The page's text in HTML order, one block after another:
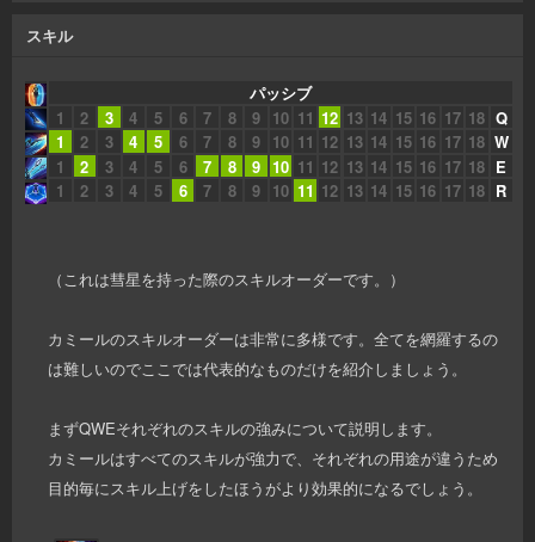
スキル
パッシブ
1
2 3 4 5 6 7 8 9 10 11 12 13 14 15 16 17 18 Q
1
2 3 4 5 6 7 8 9 10 11 12 13 14 15 16 17 18 W
1
2 3 4 5 6 7 8 9 10 11 12 13 14 15 16 17 18 E
1
2 3 4 5 6 7 8 9 10 11 12 13 14 15 16 17 18 R
（これは彗星を持った際のスキルオーダーです。）
カミールのスキルオーダーは非常に多様です。全てを網羅するの
は難しいのでここでは代表的なものだけを紹介しましょう。
まずQWEそれぞれのスキルの強みについて説明します。
カミールはすべてのスキルが強力で、それぞれの用途が違うため
目的毎にスキル上げをしたほうがより効果的になるでしょう。